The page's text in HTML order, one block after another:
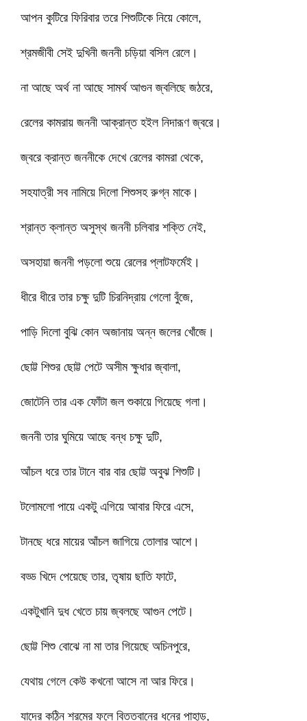
আপন কুটিরে ফিরিবার তরে শিশুটিকে নিয়ে কোলে,
শ্রমজীবী সেই দুখিনী জননী চড়িয়া বসিল রেলে।
না আছে অর্থ না আছে সামর্থ আগুন জ্বলিছে জঠরে,
রেলের কামরায় জননী আক্রান্ত হইল নিদারূণ জ্বরে।
জ্বরে ক্রান্ত জননীকে দেখে রেলের কামরা থেকে,
সহযাত্রী সব নামিয়ে দিলো শিশুসহ রুগ্ন মাকে।
শ্রান্ত ক্লান্ত অসুস্থ জননী চলিবার শক্তি নেই,
অসহায়া জননী পড়লো শুয়ে রেলের প্লাটফর্মেই।
ধীরে ধীরে তার চক্ষু দুটি চিরনিদ্রায় গেলো বুঁজে,
পাড়ি দিলো বুঝি কোন অজানায় অন্ন জলের খোঁজে।
ছোট্ট শিশুর ছোট্ট পেটে অসীম ক্ষুধার জ্বালা,
জোটেনি তার এক ফোঁটা জল শুকায়ে গিয়েছে গলা।
জননী তার ঘুমিয়ে আছে বন্ধ চক্ষু দুটি,
আঁচল ধরে তার টানে বার বার ছোট্ট অবুঝ শিশুটি।
টলোমলো পায়ে একটু এগিয়ে আবার ফিরে এসে,
টানছে ধরে মায়ের আঁচল জাগিয়ে তোলার আশে।
বড্ড খিদে পেয়েছে তার, তৃষায় ছাতি ফাটে,
একটুখানি দুধ খেতে চায় জ্বলছে আগুন পেটে।
ছোট্ট শিশু বোঝে না মা তার গিয়েছে অচিনপুরে,
যেথায় গেলে কেউ কখনো আসে না আর ফিরে।
যাদের কঠিন শ্রমের ফলে বিত্তবানের ধনের পাহাড়,